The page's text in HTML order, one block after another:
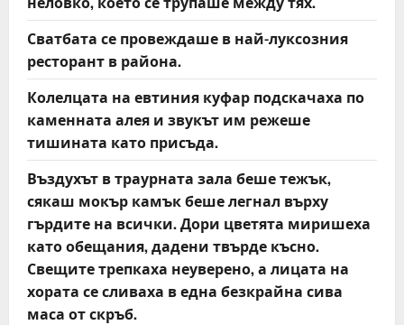
Сватбата се провеждаше в най-луксозния
ресторант в района.
Колелцата на евтиния куфар подскачаха по
каменната алея и звукът им режеше
тишината като присъда.
Въздухът в траурната зала беше тежък,
сякаш мокър камък беше легнал върху
гърдите на всички. Дори цветята миришеха
като обещания, дадени твърде късно.
Свещите трепкаха неуверено, а лицата на
хората се сливаха в една безкрайна сива
маса от скръб.